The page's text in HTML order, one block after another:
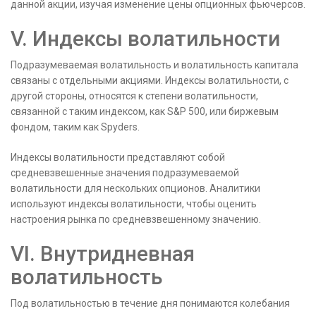
данной акции, изучая изменение цены опционных фьючерсов.
V. Индексы волатильности
Подразумеваемая волатильность и волатильность капитала
связаны с отдельными акциями. Индексы волатильности, с
другой стороны, относятся к степени волатильности,
связанной с таким индексом, как S&P 500, или биржевым
фондом, таким как Spyders.
Индексы волатильности представляют собой
средневзвешенные значения подразумеваемой
волатильности для нескольких опционов. Аналитики
используют индексы волатильности, чтобы оценить
настроения рынка по средневзвешенному значению.
VI. Внутридневная
волатильность
Под волатильностью в течение дня понимаются колебания